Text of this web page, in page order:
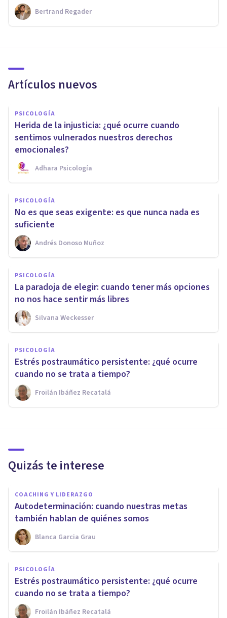
Bertrand Regader
Artículos nuevos
PSICOLOGÍA
Herida de la injusticia: ¿qué ocurre cuando
sentimos vulnerados nuestros derechos
emocionales?
Adhara Psicología
PSICOLOGÍA
No es que seas exigente: es que nunca nada es
suficiente
Andrés Donoso Muñoz
PSICOLOGÍA
La paradoja de elegir: cuando tener más opciones
no nos hace sentir más libres
Silvana Weckesser
PSICOLOGÍA
Estrés postraumático persistente: ¿qué ocurre
cuando no se trata a tiempo?
Froilán Ibáñez Recatalá
Quizás te interese
COACHING Y LIDERAZGO
Autodeterminación: cuando nuestras metas
también hablan de quiénes somos
Blanca Garcia Grau
PSICOLOGÍA
Estrés postraumático persistente: ¿qué ocurre
cuando no se trata a tiempo?
Froilán Ibáñez Recatalá